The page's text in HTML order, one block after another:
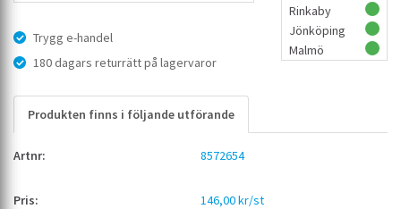
Trygg e-handel
180 dagars returrätt på lagervaror
Rinkaby
Jönköping
Malmö
Produkten finns i följande utförande
8572654
146,00 kr/st